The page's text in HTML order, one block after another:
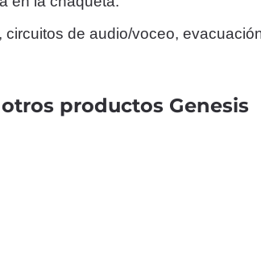
de audio/voceo,
productos Genesis